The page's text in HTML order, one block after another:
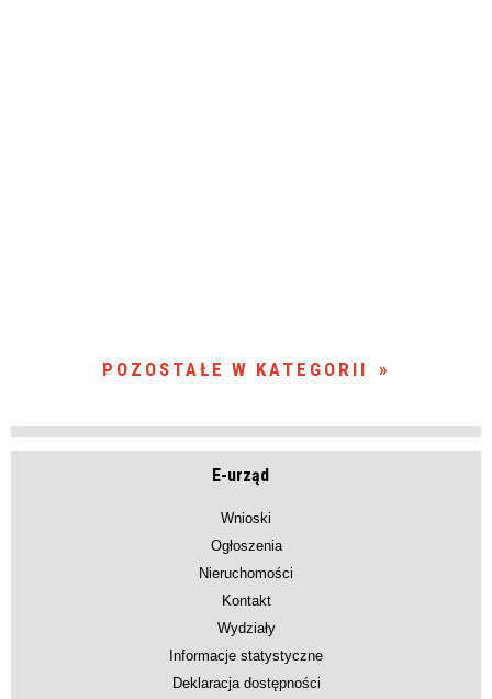
POZOSTAŁE W KATEGORII
E-urząd
Wnioski
Ogłoszenia
Nieruchomości
Kontakt
Wydziały
Informacje statystyczne
Deklaracja dostępności